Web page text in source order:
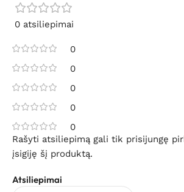
0 atsiliepimai
0
0
0
0
0
Atsiliepimai
Rašyti atsiliepimą gali tik prisijungę
įsigiję šį produktą.